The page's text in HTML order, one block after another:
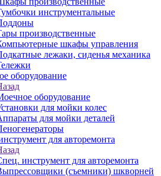
инструментальные
производственные
шкафы управления
лежаки, сиденья механика
оборудование
оборудование
для мойки колес
для мойки деталей
для авторемонта
инструмент для авторемонта
(съемники) шкворней